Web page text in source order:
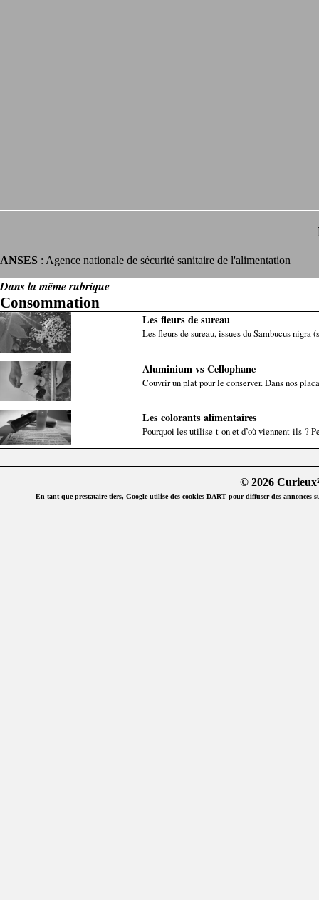
ANSES : Agence nationale de sécurité sanitaire de l'alimentation
Dans la même rubrique
Consommation
Les fleurs de sureau
Les fleurs de sureau, issues du Sambucus
Aluminium vs Cellophane
Couvrir un plat pour le conserver. Dans nos
Les colorants alimentaires
Pourquoi les utilise-t-on et d’où viennent-ils ?
© 2026
En tant que prestataire tiers, Google utilise des cookies DART pour diffuser des